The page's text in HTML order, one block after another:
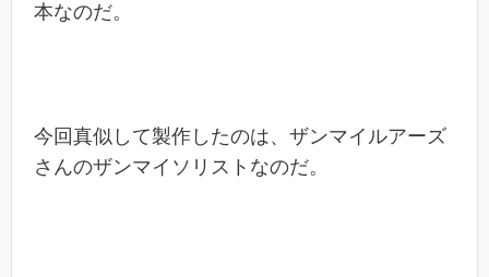
本なのだ。
今回真似して製作したのは、ザンマイルアーズ
さんのザンマイソリストなのだ。